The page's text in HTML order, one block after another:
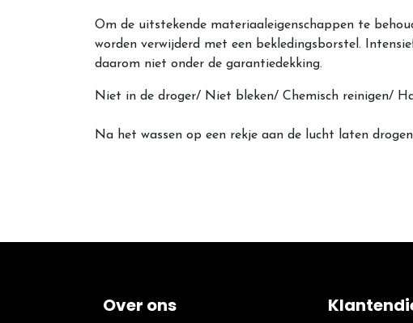
Om de uitstekende materiaaleigenschappen te
worden verwijderd met een bekledingsborstel.
daarom niet onder de garantiedekking.
Niet in de droger/ Niet bleken/ Chemisch reinigen/
Na het wassen op een rekje aan de lucht laten
Over ons